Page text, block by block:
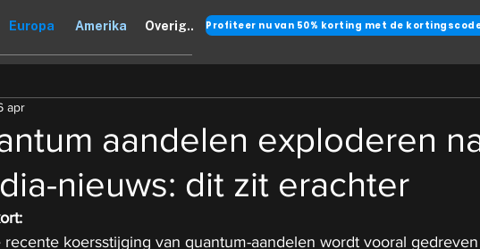
Europa Amerika Overig..
aandelen exploderen
nieuws: dit zit erachter
apr
recente koersstijging van quantum-aandelen wordt vooral gedreven